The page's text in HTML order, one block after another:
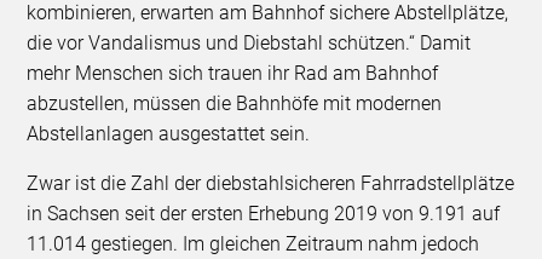
kombinieren, erwarten am Bahnhof sichere Abstellplätze,
die vor Vandalismus und Diebstahl schützen.“ Damit
mehr Menschen sich trauen ihr Rad am Bahnhof
abzustellen, müssen die Bahnhöfe mit modernen
Abstellanlagen ausgestattet sein.
Zwar ist die Zahl der diebstahlsicheren Fahrradstellplätze
in Sachsen seit der ersten Erhebung 2019 von 9.191 auf
11.014 gestiegen. Im gleichen Zeitraum nahm jedoch